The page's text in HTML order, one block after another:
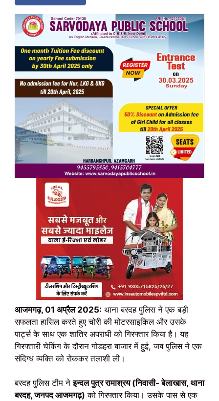
आजमगढ़, 01 अप्रैल 2025: थाना बरदह पुलिस ने एक बड़ी
सफलता हासिल करते हुए चोरी की मोटरसाइकिल और उसके
पार्ट्स के साथ एक शातिर अपराधी को गिरफ्तार किया है। यह
गिरफ्तारी चेकिंग के दौरान गोडहरा बाजार में हुई, जब पुलिस ने एक
संदिग्ध व्यक्ति को रोककर तलाशी ली।
बरदह पुलिस टीम नेइन्दल पुत्र रामाश्रय (निवासी- बेलाखास, थाना
बरदह, जनपद आजमगढ़) को गिरफ्तार किया। उसके पास से एक